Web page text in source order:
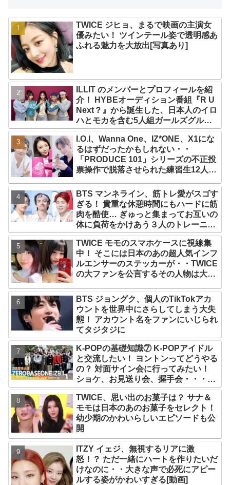
TWICE ジヒョ、まるで映画の主演女
優みたい！ ツインテール姿で透明感あ
ふれる魅力を大放出[写真あり]
ILLIT のメンバーとプロフィールを紹
介！ HYBEオーディション番組『R U
Next？』から誕生した、日本人のイロ
ハとモカを含む5人組ガールズグルー
プ！ デビュー曲「Magnetic」がいき
なりの大ヒット
I.O.I、Wanna One、IZ*ONE、X1にな
るはずだったかもしれない・・
「PRODUCE 101」シリーズの不正投
票操作で脱落させられた練習生12人の
BTS マンネライン、筋トレ愛がスゴす
ぎる！ 貴重な休憩時間にもハードに筋
肉を酷使… ぎゅっと集まってお互いの
体に負荷をかけあう３人のトレーニン
グ風景がかわいすぎるとファンくぎづ
け
TWICE モモのスマホケースに視線集
中！ そこには日本のあの超人気インフ
ルエンサーのステッカーが・・TWICE
の大ファンを公言するその人物は大よ
と話題沸騰
BTS ジョングク、個人のTikTokアカ
ウントを世界中にさらしてしまう大失
態！ アカウント名をファンにいじられ
てタジタジに
K-POPの基礎知識⑦ K-POPアイドル
と交流したい！ ヨントンってどうやる
の？ 対面サイン会に行ってみたい！
ショケ、お見送り会、握手会・・・リ
リースイベントあれこれを紹介
TWICE、思い出のお菓子は？ サナ＆
モモは日本のあのお菓子をセレクト！
幼少期のかわいらしいエピソードも公
開
ITZY イェジ、無視するリアに激
怒！？ ただ一緒にハートを作りたいだ
けなのに・・大きな声で必死にアピー
ルする姿がかわいすぎる[動画]